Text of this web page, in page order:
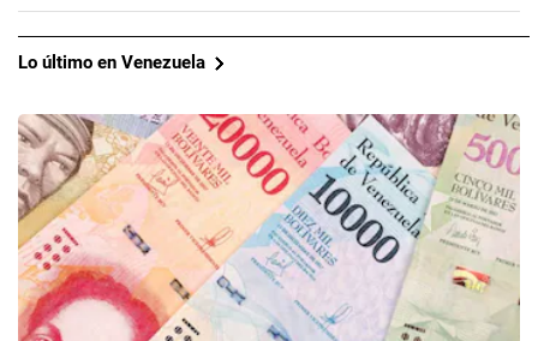
Lo último en Venezuela